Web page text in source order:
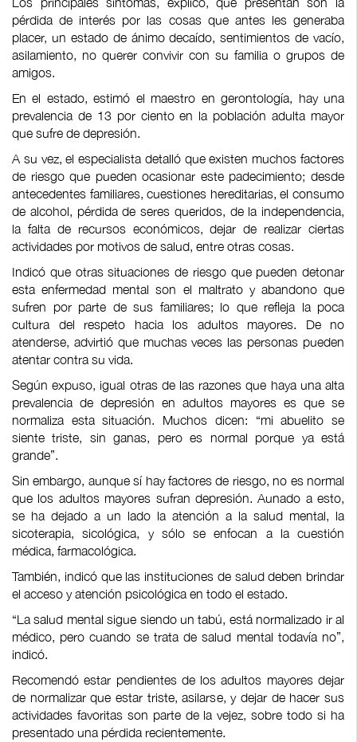
pérdida de interés por las cosas que antes les generaba
placer, un estado de ánimo decaído, sentimientos de vacío,
asilamiento, no querer convivir con su familia o grupos de
amigos.
En el estado, estimó el maestro en gerontología, hay una
prevalencia de 13 por ciento en la población adulta mayor
que sufre de depresión.
A su vez, el especialista detalló que existen muchos factores
de riesgo que pueden ocasionar este padecimiento; desde
antecedentes familiares, cuestiones hereditarias, el consumo
de alcohol, pérdida de seres queridos, de la independencia,
la falta de recursos económicos, dejar de realizar ciertas
actividades por motivos de salud, entre otras cosas.
Indicó que otras situaciones de riesgo que pueden detonar
esta enfermedad mental son el maltrato y abandono que
sufren por parte de sus familiares; lo que refleja la poca
cultura del respeto hacia los adultos mayores. De no
atenderse, advirtió que muchas veces las personas pueden
atentar contra su vida.
Según expuso, igual otras de las razones que haya una alta
prevalencia de depresión en adultos mayores es que se
normaliza esta situación. Muchos dicen: “mi abuelito se
siente triste, sin ganas, pero es normal porque ya está
grande”.
Sin embargo, aunque sí hay factores de riesgo, no es normal
que los adultos mayores sufran depresión. Aunado a esto,
se ha dejado a un lado la atención a la salud mental, la
sicoterapia, sicológica, y sólo se enfocan a la cuestión
médica, farmacológica.
También, indicó que las instituciones de salud deben brindar
el acceso y atención psicológica en todo el estado.
“La salud mental sigue siendo un tabú, está normalizado ir al
médico, pero cuando se trata de salud mental todavía no”,
indicó.
Recomendó estar pendientes de los adultos mayores dejar
de normalizar que estar triste, asilarse, y dejar de hacer sus
actividades favoritas son parte de la vejez, sobre todo si ha
presentado una pérdida recientemente.